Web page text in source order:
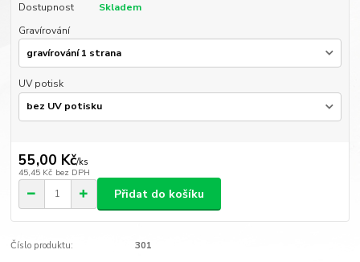
Dostupnost
Skladem
Gravírování
UV potisk
55,00 Kč/ks
45,45 Kč bez DPH
Přidat do košíku
Číslo produktu: 301